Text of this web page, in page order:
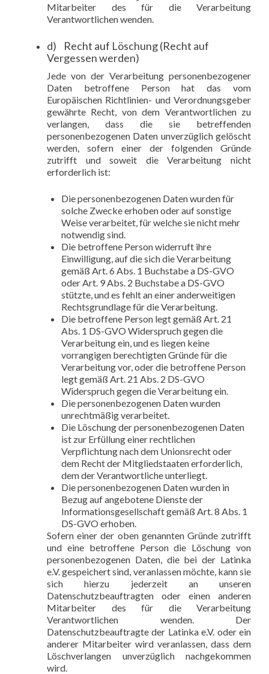
Mitarbeiter des für die Verarbeitung
Verantwortlichen wenden.
d) Recht auf Löschung (Recht auf
Vergessen werden)
Jede von der Verarbeitung personenbezogener
Daten betroffene Person hat das vom
Europäischen Richtlinien- und Verordnungsgeber
gewährte Recht, von dem Verantwortlichen zu
verlangen, dass die sie betreffenden
personenbezogenen Daten unverzüglich gelöscht
werden, sofern einer der folgenden Gründe
zutrifft und soweit die Verarbeitung nicht
erforderlich ist:
Die personenbezogenen Daten wurden für
solche Zwecke erhoben oder auf sonstige
Weise verarbeitet, für welche sie nicht mehr
notwendig sind.
Die betroffene Person widerruft ihre
Einwilligung, auf die sich die Verarbeitung
gemäß Art. 6 Abs. 1 Buchstabe a DS-GVO
oder Art. 9 Abs. 2 Buchstabe a DS-GVO
stützte, und es fehlt an einer anderweitigen
Rechtsgrundlage für die Verarbeitung.
Die betroffene Person legt gemäß Art. 21
Abs. 1 DS-GVO Widerspruch gegen die
Verarbeitung ein, und es liegen keine
vorrangigen berechtigten Gründe für die
Verarbeitung vor, oder die betroffene Person
legt gemäß Art. 21 Abs. 2 DS-GVO
Widerspruch gegen die Verarbeitung ein.
Die personenbezogenen Daten wurden
unrechtmäßig verarbeitet.
Die Löschung der personenbezogenen Daten
ist zur Erfüllung einer rechtlichen
Verpflichtung nach dem Unionsrecht oder
dem Recht der Mitgliedstaaten erforderlich,
dem der Verantwortliche unterliegt.
Die personenbezogenen Daten wurden in
Bezug auf angebotene Dienste der
Informationsgesellschaft gemäß Art. 8 Abs. 1
DS-GVO erhoben.
Sofern einer der oben genannten Gründe zutrifft
und eine betroffene Person die Löschung von
personenbezogenen Daten, die bei der Latinka
e.V. gespeichert sind, veranlassen möchte, kann sie
sich hierzu jederzeit an unseren
Datenschutzbeauftragten oder einen anderen
Mitarbeiter des für die Verarbeitung
Verantwortlichen wenden. Der
Datenschutzbeauftragte der Latinka e.V. oder ein
anderer Mitarbeiter wird veranlassen, dass dem
Löschverlangen unverzüglich nachgekommen
wird.